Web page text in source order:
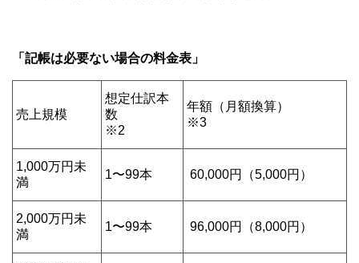
「記帳は必要ない場合の料金表」
売上規模
想定仕訳本
数
※2
年額（月額換算）
※3
1,000万円未
満
1〜99本 60,000円（5,000円）
2,000万円未
満
1〜99本 96,000円（8,000円）